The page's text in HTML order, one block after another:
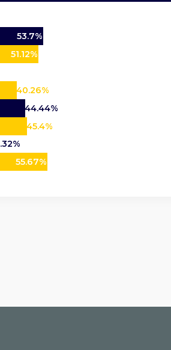
53.7%
51.12%
40.26%
44.44%
45.4%
55.67%